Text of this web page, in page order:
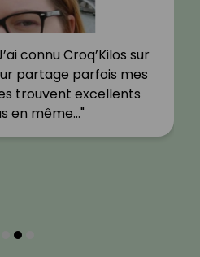
connu Croq’Kilos sur
partage parfois mes
trouvent excellents
en même…"